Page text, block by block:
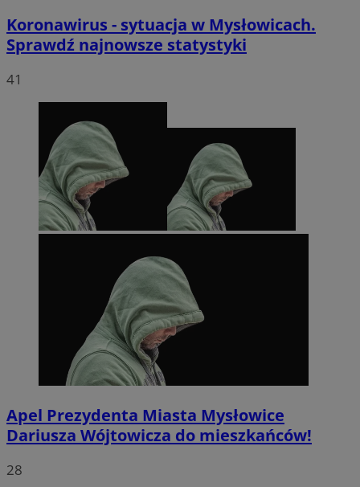
Koronawirus - sytuacja w Mysłowicach.
Sprawdź najnowsze statystyki
41
Apel Prezydenta Miasta Mysłowice
Dariusza Wójtowicza do mieszkańców!
28